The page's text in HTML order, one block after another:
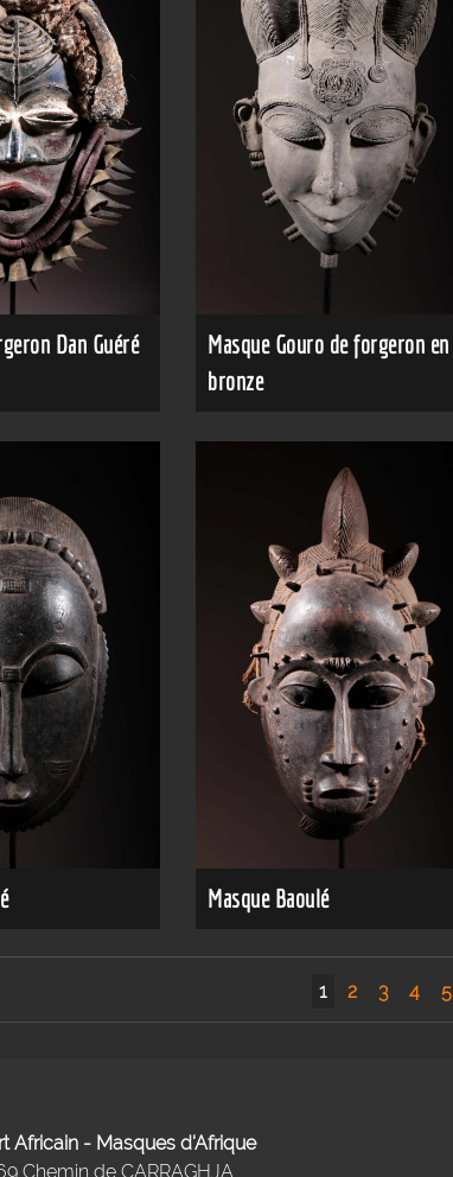
Dan Guéré
Masque Gouro de forgeron en
bronze
Masque Baoulé
1 2 3 4 5
Africain - Masques d'Afrique
Chemin de CARRAGHJA